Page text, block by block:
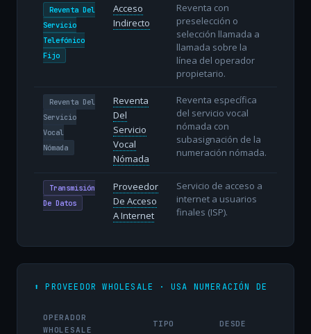
Reventa Del
Servicio
Telefónico
Fijo
Acceso
Indirecto
Reventa con
preselección o
selección llamada a
llamada sobre la
línea del operador
propietario.
Reventa Del
Servicio
Vocal
Nómada
Reventa
Del
Servicio
Vocal
Nómada
Reventa específica
del servicio vocal
nómada con
subasignación de la
numeración nómada.
Transmisión
De Datos
Proveedor
De Acceso
A Internet
Servicio de acceso a
internet a usuarios
finales (ISP).
⬆️ PROVEEDOR WHOLESALE · USA NUMERACIÓN DE
OPERADOR
WHOLESALE
TIPO DESDE